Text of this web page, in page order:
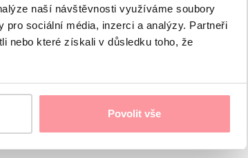
naší návštěvnosti využíváme soubory
sociální média, inzerci a analýzy. Partneři
nebo které získali v důsledku toho, že
Povolit vše
údajů